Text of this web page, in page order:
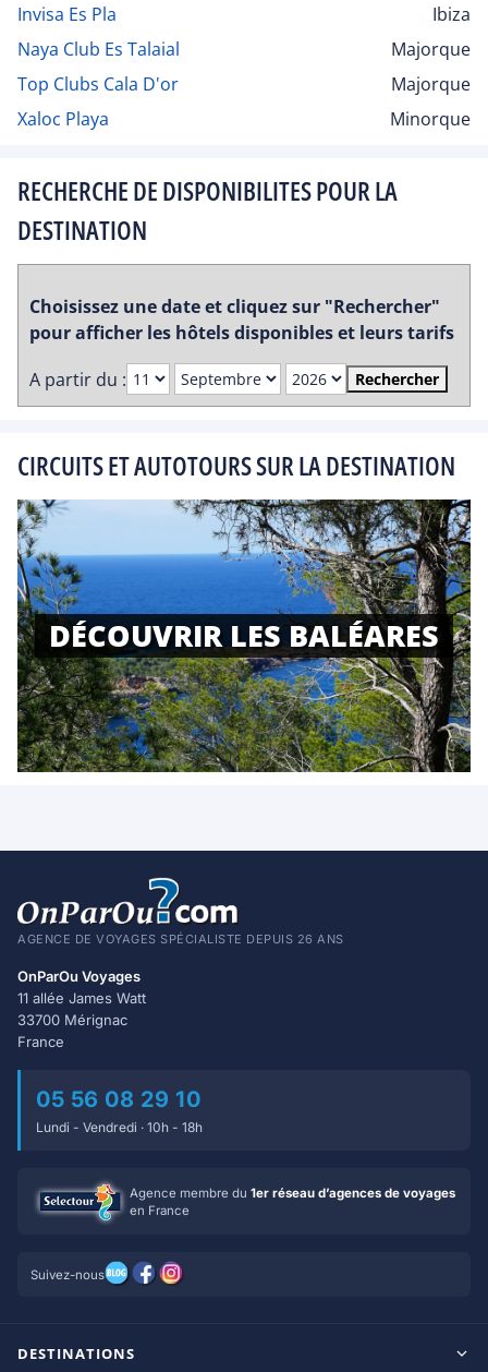
Invisa Es Pla
Ibiza
Naya Club Es Talaial
Majorque
Top Clubs Cala D'or
Majorque
Xaloc Playa
Minorque
RECHERCHE DE DISPONIBILITES POUR LA
DESTINATION
Choisissez une date et cliquez sur "Rechercher"
pour afficher les hôtels disponibles et leurs tarifs
A partir du :
Rechercher
CIRCUITS ET AUTOTOURS SUR LA DESTINATION
DÉCOUVRIR LES BALÉARES
AGENCE DE VOYAGES SPÉCIALISTE DEPUIS 26 ANS
OnParOu Voyages
11 allée James Watt
33700 Mérignac
France
05 56 08 29 10
Lundi - Vendredi · 10h - 18h
Agence membre du 1er réseau d’agences de voyages
en France
Suivez-nous
DESTINATIONS